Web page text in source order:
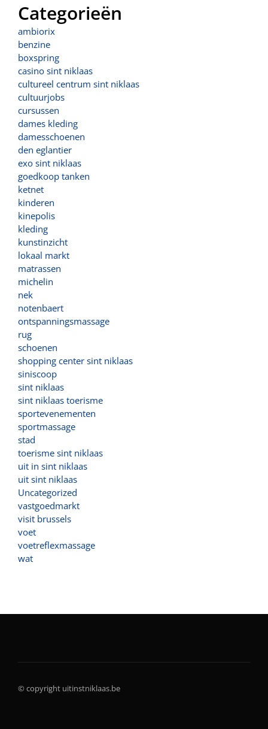
Categorieën
ambiorix
benzine
boxspring
casino sint niklaas
cultureel centrum sint niklaas
cultuurjobs
cursussen
dames kleding
damesschoenen
den eglantier
exo sint niklaas
goedkoop tanken
ketnet
kinderen
kinepolis
kleding
kunstinzicht
lokaal markt
matrassen
michelin
nek
notenbaert
ontspanningsmassage
rug
schoenen
shopping center sint niklaas
siniscoop
sint niklaas
sint niklaas toerisme
sportevenementen
sportmassage
stad
toerisme sint niklaas
uit in sint niklaas
uit sint niklaas
Uncategorized
vastgoedmarkt
visit brussels
voet
voetreflexmassage
wat
© copyright uitinstniklaas.be